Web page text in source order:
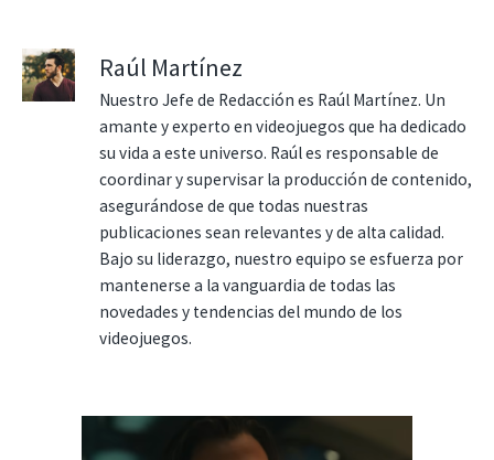
Raúl Martínez
Nuestro Jefe de Redacción es Raúl Martínez. Un
amante y experto en videojuegos que ha dedicado
su vida a este universo. Raúl es responsable de
coordinar y supervisar la producción de contenido,
asegurándose de que todas nuestras
publicaciones sean relevantes y de alta calidad.
Bajo su liderazgo, nuestro equipo se esfuerza por
mantenerse a la vanguardia de todas las
novedades y tendencias del mundo de los
videojuegos.